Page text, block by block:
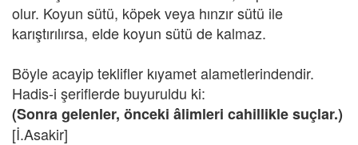
olur. Koyun sütü, köpek veya hınzır sütü ile
karıştırılırsa, elde koyun sütü de kalmaz.
Böyle acayip teklifler kıyamet alametlerindendir.
Hadis-i şeriflerde buyuruldu ki:
(Sonra gelenler, önceki âlimleri cahillikle suçlar.)
[İ.Asakir]